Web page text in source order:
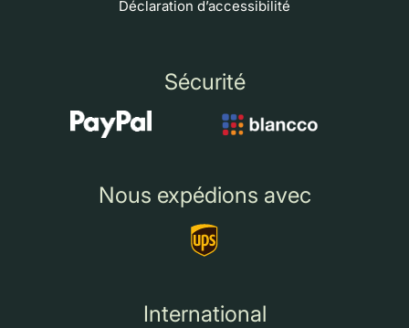
Déclaration d’accessibilité
Sécurité
Nous expédions avec
International